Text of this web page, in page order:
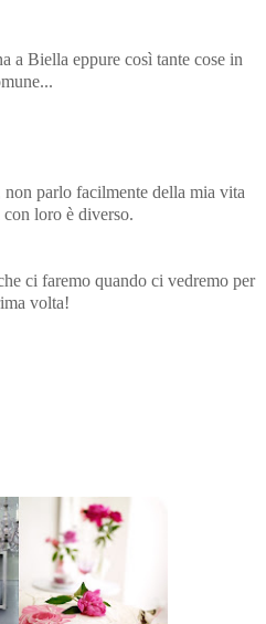
a Biella eppure così tante cose in
non parlo facilmente della mia vita
con loro è diverso.
ci faremo quando ci vedremo per
volta!